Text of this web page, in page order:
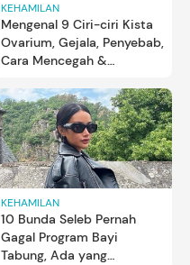
KEHAMILAN
Mengenal 9 Ciri-ciri Kista
Ovarium, Gejala, Penyebab,
Cara Mencegah &
KEHAMILAN
10 Bunda Seleb Pernah
Gagal Program Bayi
Tabung, Ada yang